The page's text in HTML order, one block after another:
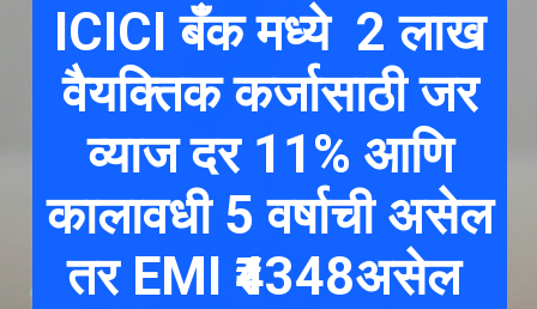
ICICI बँक मध्ये 2 लाख
वैयक्तिक कर्जासाठी जर
व्याज दर 11% आणि
कालावधी 5 वर्षाची असेल
तर EMI ₹4348असेल